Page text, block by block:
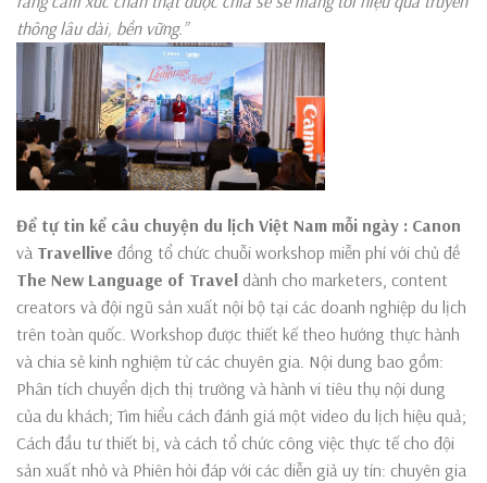
thông lâu dài, bền vững.”
Để tự tin kể câu chuyện du lịch Việt Nam mỗi ngày : Canon
và Travellive đồng tổ chức chuỗi workshop miễn phí với chủ đề
The New Language of Travel dành cho marketers, content
creators và đội ngũ sản xuất nội bộ tại các doanh nghiệp du lịch
trên toàn quốc. Workshop được thiết kế theo hướng thực hành
và chia sẻ kinh nghiệm từ các chuyên gia. Nội dung bao gồm:
Phân tích chuyển dịch thị trường và hành vi tiêu thụ nội dung
của du khách; Tìm hiểu cách đánh giá một video du lịch hiệu quả;
Cách đầu tư thiết bị, và cách tổ chức công việc thực tế cho đội
sản xuất nhỏ và Phiên hỏi đáp với các diễn giả uy tín: chuyên gia